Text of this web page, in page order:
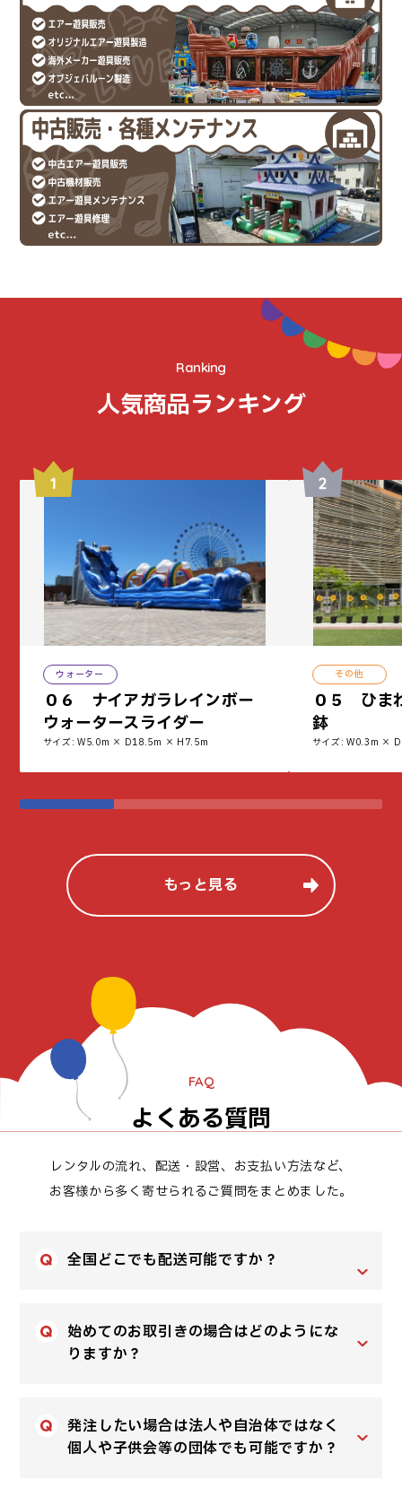
Ranking
人気商品ランキング
ウォーター
０６ ナイアガラレインボー
ウォータースライダー
サイズ: W5.0m × D18.5m × H7.5m
その他
０５ ひま
鉢
サイズ: W0.3m ×
もっと見る
FAQ
よくある質問
レンタルの流れ、配送・設営、お支払い方法など、
お客様から多く寄せられるご質問をまとめました。
全国どこでも配送可能ですか？
始めてのお取引きの場合はどのようにな
りますか？
発注したい場合は法人や自治体ではなく
個人や子供会等の団体でも可能ですか？